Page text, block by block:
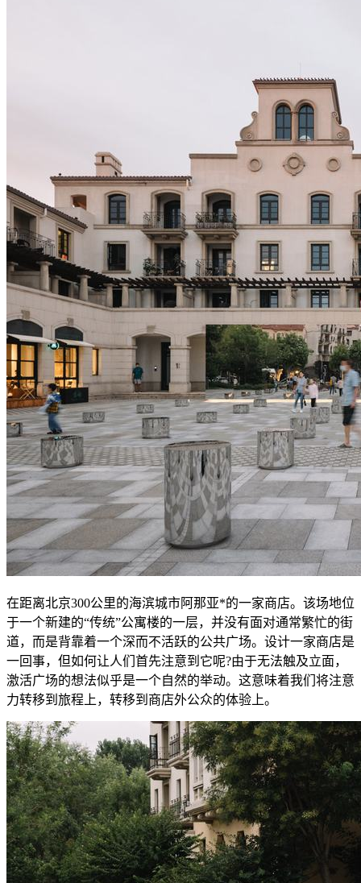
在距离北京300公里的海滨城市阿那亚*的一家商店。该场地位
于一个新建的“传统”公寓楼的一层，并没有面对通常繁忙的街
道，而是背靠着一个深而不活跃的公共广场。设计一家商店是
一回事，但如何让人们首先注意到它呢?由于无法触及立面，
激活广场的想法似乎是一个自然的举动。这意味着我们将注意
力转移到旅程上，转移到商店外公众的体验上。